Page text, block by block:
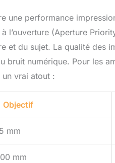
une performance
l’ouverture (Aperture
et du sujet. La qualité des
bruit numérique. Pour les
vrai atout :
Objectif
mm
mm